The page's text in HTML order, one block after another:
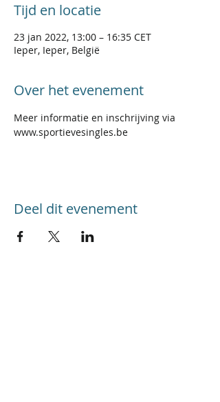
Tijd en locatie
23 jan 2022, 13:00 – 16:35 CET
Ieper, Ieper, België
Over het evenement
Meer informatie en inschrijving via
www.sportievesingles.be
Deel dit evenement